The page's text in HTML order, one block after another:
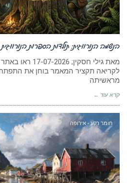
הנשמה הנורווגית: תולדות הספרות
מאת גילי חסקין;
לקריאה תקציר המאמר בוחן את
מראשיתה
קרא עוד ←
חומר רקע - אירופה